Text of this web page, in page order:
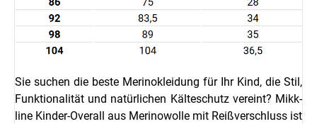
Sie suchen die beste Merinokleidung für Ihr Kind, die Stil,
Funktionalität und natürlichen Kälteschutz vereint? Mikk-
line Kinder-Overall aus Merinowolle mit Reißverschluss ist